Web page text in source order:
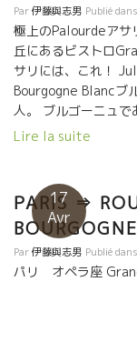
Par伊藤與志男 Publié dans
極上のPalourdeアサ
丘にあるビストロ
サリには、これ！
Bourgogne Blancブ
人。 ブルゴーニュで
い。 ワインのト
家の一人。 ブルゴ
地よい。 ワイ
り
Lire la suite
17
Avr
PARIS ⇒
Par伊藤與志男 Publié dans
パリ オペラ座